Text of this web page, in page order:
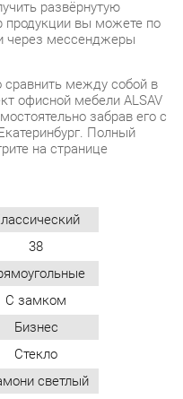
забрав его с
Полный
на странице
38
Бизнес
Стекло
светлый
своим мнением.